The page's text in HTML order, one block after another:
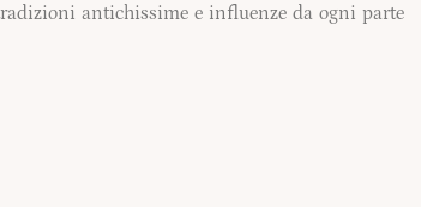
antichissime e influenze da ogni parte